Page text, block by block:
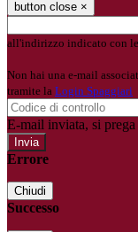
button close ×
all'indirizzo indicato con
Non hai una e-mail
tramite la Login Spaggiari
E-mail inviata, si
Errore
Chiudi
Successo